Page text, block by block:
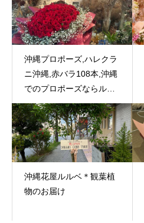
沖縄プロポーズ,ハレクラ
ニ沖縄,赤バラ108本,沖縄
でのプロポーズならルル
ベへお任せください♪
沖縄花屋ルルベ＊観葉植
物のお届け